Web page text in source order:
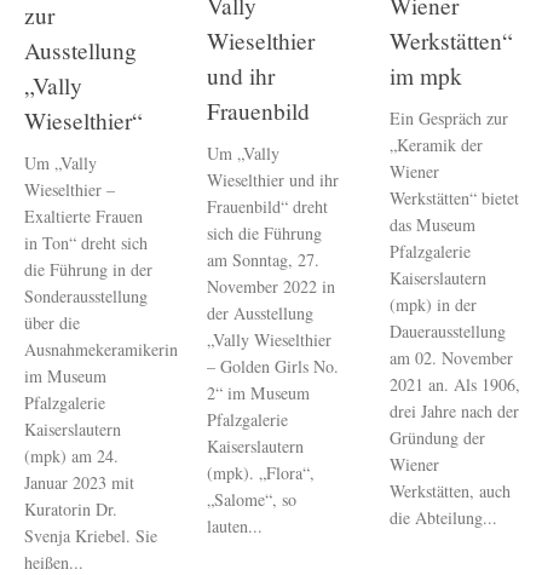
zur
Ausstellung
„Vally
Wieselthier“
Um „Vally
Wieselthier –
Exaltierte Frauen
in Ton“ dreht sich
die Führung in der
Sonderausstellung
über die
Ausnahmekeramikerin
im Museum
Pfalzgalerie
Kaiserslautern
(mpk) am 24.
Januar 2023 mit
Kuratorin Dr.
Svenja Kriebel. Sie
heißen...
Wieselthier
und ihr
Frauenbild
Um „Vally
Wieselthier und ihr
Frauenbild“ dreht
sich die Führung
am Sonntag, 27.
November 2022 in
der Ausstellung
„Vally Wieselthier
– Golden Girls No.
2“ im Museum
Pfalzgalerie
Kaiserslautern
(mpk). „Flora“,
„Salome“, so
lauten...
Werkstätten“
im mpk
Ein Gespräch zur
„Keramik der
Wiener
Werkstätten“ bietet
das Museum
Pfalzgalerie
Kaiserslautern
(mpk) in der
Dauerausstellung
am 02. November
2021 an. Als 1906,
drei Jahre nach der
Gründung der
Wiener
Werkstätten, auch
die Abteilung...